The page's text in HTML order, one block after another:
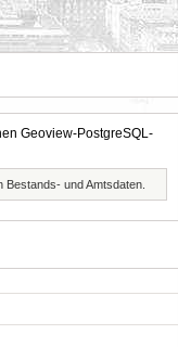
Geoview-PostgreSQL-
und Amtsdaten.